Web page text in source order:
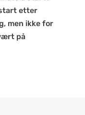
etter
men ikke for
på